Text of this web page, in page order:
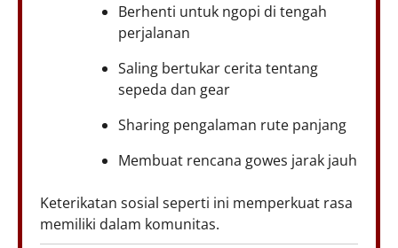
Berhenti untuk ngopi di tengah
perjalanan
Saling bertukar cerita tentang
sepeda dan gear
Sharing pengalaman rute panjang
Membuat rencana gowes jarak jauh
Keterikatan sosial seperti ini memperkuat rasa
memiliki dalam komunitas.